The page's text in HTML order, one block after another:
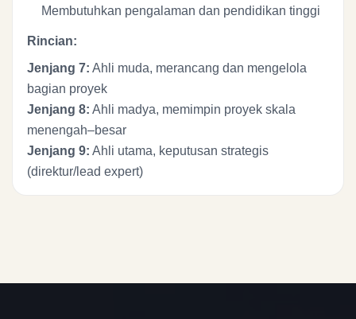
Membutuhkan pengalaman dan pendidikan tinggi
Rincian:
Jenjang 7: Ahli muda, merancang dan mengelola
bagian proyek
Jenjang 8: Ahli madya, memimpin proyek skala
menengah–besar
Jenjang 9: Ahli utama, keputusan strategis
(direktur/lead expert)